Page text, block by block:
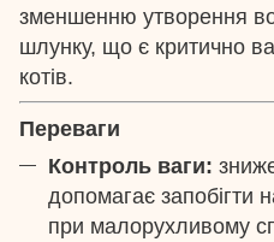
зменшенню утворення
шлунку, що є критично
котів.
Переваги
Контроль ваги:
допомагає запобігти
при малорухливому